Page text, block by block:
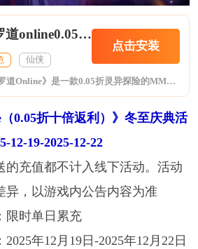
修罗道online0.05折十倍返利
仙侠
点击安装
《修罗道Online》是一款0.05折灵异探险的MMORPG手游，在游戏中，您将作为茅山传人与赫赫有名的驱魔家族一起施展道术神通，在风雨飘摇的民国时代与将臣展开了世纪大战。僵尸道长带你一起重返最原汁原味的港风捉鬼世界，开启与僵尸“约会”的奇幻盗墓之旅。
（0.05折十倍返利）》冬至庆典活
12-19-2025-12-22
的充值都不计入线下活动。活动
异，以游戏内公告内容为准
限时单日累充
2025年12月19日-2025年12月22日